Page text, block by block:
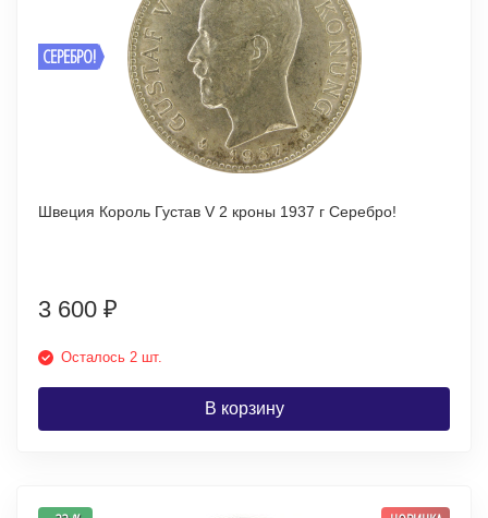
СЕРЕБРО!
Швеция Король Густав V 2 кроны 1937 г Серебро!
3 600 ₽
Осталось 2 шт.
В корзину